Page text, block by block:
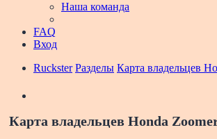
Наша команда
FAQ
Вход
Ruckster Разделы Карта владельцев
Карта владельцев Honda